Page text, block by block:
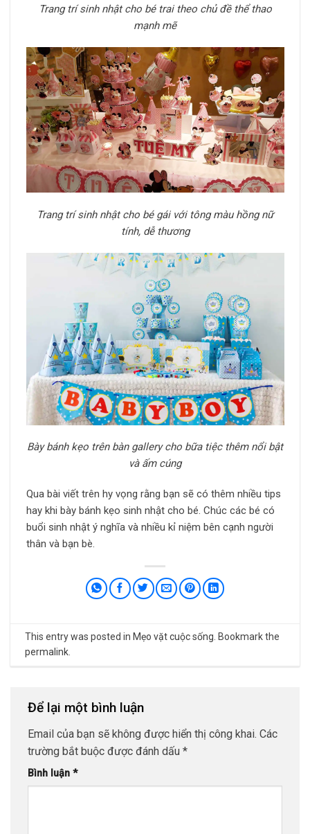
Trang trí sinh nhật cho bé trai theo chủ đề thể thao
mạnh mẽ
Trang trí sinh nhật cho bé gái với tông màu hồng nữ
tính, dễ thương
Bày bánh kẹo trên bàn gallery cho bữa tiệc thêm nổi bật
và ấm cúng
Qua bài viết trên hy vọng rằng bạn sẽ có thêm nhiều tips
hay khi bày bánh kẹo sinh nhật cho bé. Chúc các bé có
buổi sinh nhật ý nghĩa và nhiều kỉ niệm bên cạnh người
thân và bạn bè.
This entry was posted in Mẹo vặt cuộc sống . Bookmark the
permalink
Để lại một bình luận
Email của bạn sẽ không được hiển thị công khai. Các
trường bắt buộc được đánh dấu *
Bình luận *